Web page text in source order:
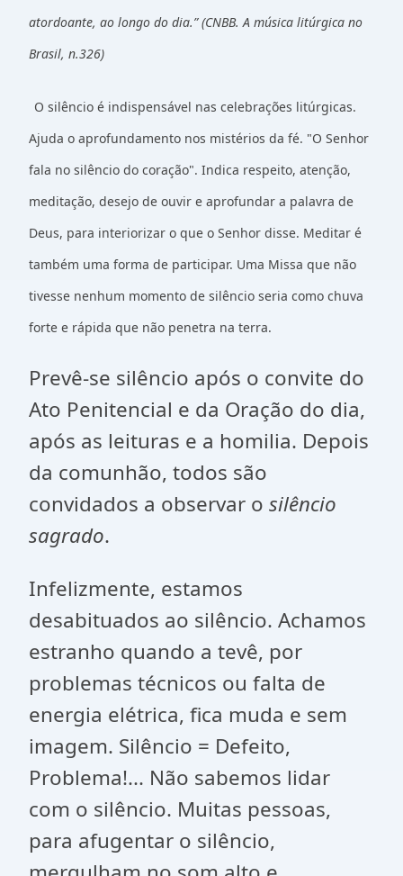
atordoante, ao longo do dia.”(CNBB.A música litúrgica no
Brasil, n.326)
O silêncio é indispensável nas celebrações litúrgicas.
Ajuda o aprofundamento nos mistérios da fé. "O Senhor
fala no silêncio do coração". Indica respeito, atenção,
meditação, desejo de ouvir e aprofundar a palavra de
Deus, para interiorizar o que o Senhor disse. Meditar é
também uma forma de participar. Uma Missa que não
tivesse nenhum momento de silêncio seria como chuva
forte e rápida que não penetra na terra.
Prevê-se silêncio após o convite do
Ato Penitencial e da Oração do dia,
após as leituras e a homilia. Depois
da comunhão, todos são
convidados a observar o silêncio
sagrado.
Infelizmente, estamos
desabituados ao silêncio. Achamos
estranho quando a tevê, por
problemas técnicos ou falta de
energia elétrica, fica muda e sem
imagem. Silêncio = Defeito,
Problema!... Não sabemos lidar
com o silêncio. Muitas pessoas,
para afugentar o silêncio,